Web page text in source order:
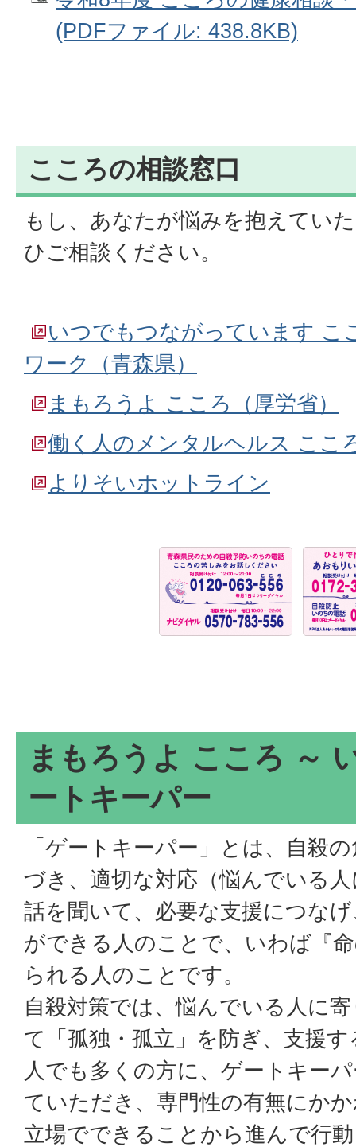
(PDFファイル: 438.8KB)
こころの相談窓口
もし、あなたが悩みを抱えてい
ひご相談ください。
いつでもつながっています こ
ワーク（青森県）
まもろうよ こころ（厚労省）
働く人のメンタルヘルス ここ
よりそいホットライン
まもろうよ こころ ～
ートキーパー
「ゲートキーパー」とは、自殺
づき、適切な対応（悩んでいる
話を聞いて、必要な支援につな
ができる人のことで、いわば『
られる人のことです。
自殺対策では、悩んでいる人に
て「孤独・孤立」を防ぎ、支援
人でも多くの方に、ゲートキー
ていただき、専門性の有無にか
立場でできることから進んで行